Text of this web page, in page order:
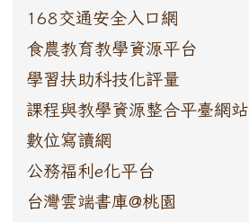
168交通安全入口網
食農教育教學資源平台
學習扶助科技化評量
課程與教學資源整合平臺網站
數位寫讀網
公務福利e化平台
台灣雲端書庫@桃園